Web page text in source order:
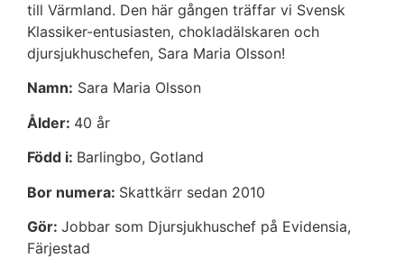
till Värmland. Den här gången träffar vi Svensk
Klassiker-entusiasten, chokladälskaren och
djursjukhuschefen, Sara Maria Olsson!
Namn: Sara Maria Olsson
Ålder: 40 år
Född i: Barlingbo, Gotland
Bor numera: Skattkärr sedan 2010
Gör: Jobbar som Djursjukhuschef på Evidensia,
Färjestad